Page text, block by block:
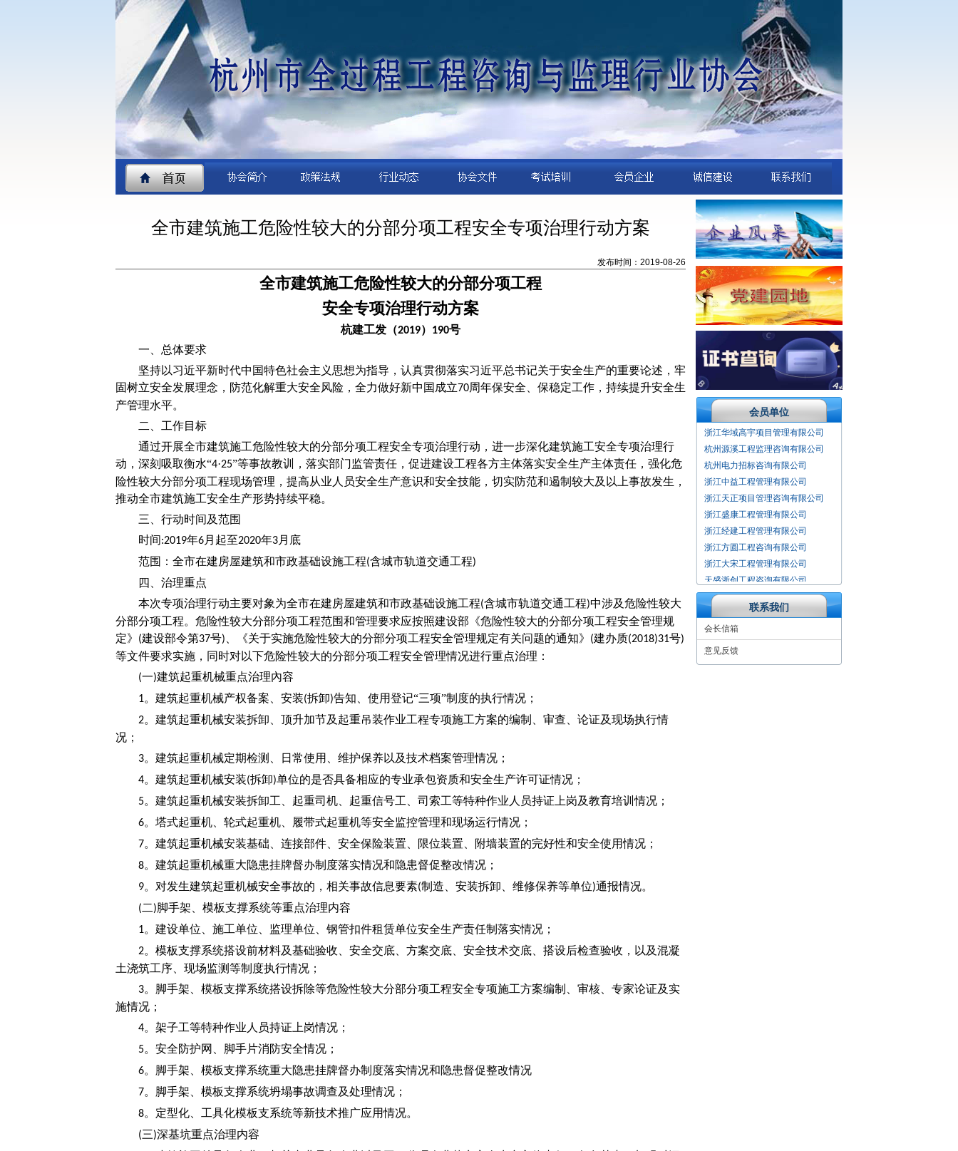
全市建筑施工危险性较大的分部分项工程安全专项治理行动方案
发布时间：2019-08-26
全市建筑施工危险性较大的分部分项工程
安全专项治理行动方案
杭建工发（2019） 190号
一、总体要求
坚持以习近平新时代中国特色社会主义思想为指导，认真贯彻落实习近平总书记关于安全生产的重要论述，牢
固树立安全发展理念，防范化解重大安全风险，全力做好新中国成立70周年保安全、保稳定工作，持续提升安全生
产管理水平。
二、工作目标
通过开展全市建筑施工危险性较大的分部分项工程安全专项治理行动，进一步深化建筑施工安全专项治理行
动，深刻吸取衡水“4·25”等事故教训，落实部门监管责任，促进建设工程各方主体落实安全生产主体责任，强化危
险性较大分部分项工程现场管理，提高从业人员安全生产意识和安全技能，切实防范和遏制较大及以上事故发生，
推动全市建筑施工安全生产形势持续平稳。
三、行动时间及范围
时间:2019年6月起至2020年3月底
范围：全市在建房屋建筑和市政基础设施工程(含城市轨道交通工程)
四、治理重点
本次专项治理行动主要对象为全市在建房屋建筑和市政基础设施工程(含城市轨道交通工程)中涉及危险性较大
分部分项工程。危险性较大分部分项工程范围和管理要求应按照建设部《危险性较大的分部分项工程安全管理规
定》 (建设部令第37号) 、《关于实施危险性较大的分部分项工程安全管理规定有关问题的通知》 (建办质(2018)31号)
等文件要求实施，同时对以下危险性较大的分部分项工程安全管理情况进行重点治理：
(一)建筑起重机械重点治理內容
1。建筑起重机械产权备案、安装(拆卸)告知、使用登记“三项”制度的执行情况；
2。建筑起重机械安装拆卸、顶升加节及起重吊装作业工程专项施工方案的编制、审查、论证及现场执行情
况；
3。建筑起重机械定期检测、日常使用、维护保养以及技术档案管理情况；
4。建筑起重机械安装(拆卸)单位的是否具备相应的专业承包资质和安全生产许可证情况；
5。建筑起重机械安装拆卸工、起重司机、起重信号工、司索工等特种作业人员持证上岗及教育培训情况；
6。塔式起重机、轮式起重机、履带式起重机等安全监控管理和现场运行情况；
7。建筑起重机械安装基础、连接部件、安全保险装置、限位装置、附墙装置的完好性和安全使用情况；
8。建筑起重机械重大隐患挂牌督办制度落实情况和隐患督促整改情况；
9。对发生建筑起重机械安全事故的，相关事故信息要素(制造、安装拆卸、维修保养等单位)通报情况。
(二)脚手架、模板支撑系统等重点治理内容
1。建设单位、施工单位、监理单位、钢管扣件租赁单位安全生产责任制落实情况；
2。模板支撑系统搭设前材料及基础验收、安全交底、方案交底、安全技术交底、搭设后检查验收，以及混凝
土浇筑工序、现场监测等制度执行情况；
3。脚手架、模板支撑系统搭设拆除等危险性较大分部分项工程安全专项施工方案编制、审核、专家论证及实
施情况；
4。架子工等特种作业人员持证上岗情况；
5。安全防护网、脚手片消防安全情况；
6。脚手架、模板支撑系统重大隐患挂牌督办制度落实情况和隐患督促整改情况
7。脚手架、模板支撑系统坍塌事故调查及处理情况；
8。定型化、工具化模板支系统等新技术推广应用情况。
(三)深基坑重点治理内容
会员单位
浙江迪恒项目管理有限公司
浙江华域高宇项目管理有限公司
杭州源溪工程监理咨询有限公司
杭州电力招标咨询有限公司
浙江中益工程管理有限公司
浙江天正项目管理咨询有限公司
浙江盛康工程管理有限公司
浙江经建工程管理有限公司
浙江方圆工程咨询有限公司
浙江大宋工程管理有限公司
天盛浙创工程咨询有限公司
上海华铁工程咨询有限公司
上海地铁咨询监理科技有限公司
杭州庆达工程监理咨询有限公司
北京铁城建设监理有限责任公司
杭州巨烽建设工程项目管理有限公司
浙江建院工程咨询有限公司
联系我们
会长信箱
意见反馈